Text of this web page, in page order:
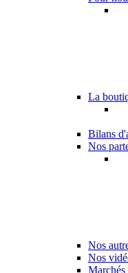
La
Bilans
Nos
Nos
Nos